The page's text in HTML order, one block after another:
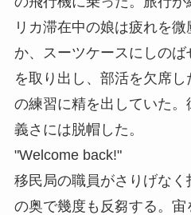
リカ滞在中の娘は疲れを
か、スーツケースにしの
を取り出し、部活を欠席
の練習に精を出していた
義さには脱帽した。
"Welcome back!"
移民局の職員がさりげな
の奥で幾度も反芻する。